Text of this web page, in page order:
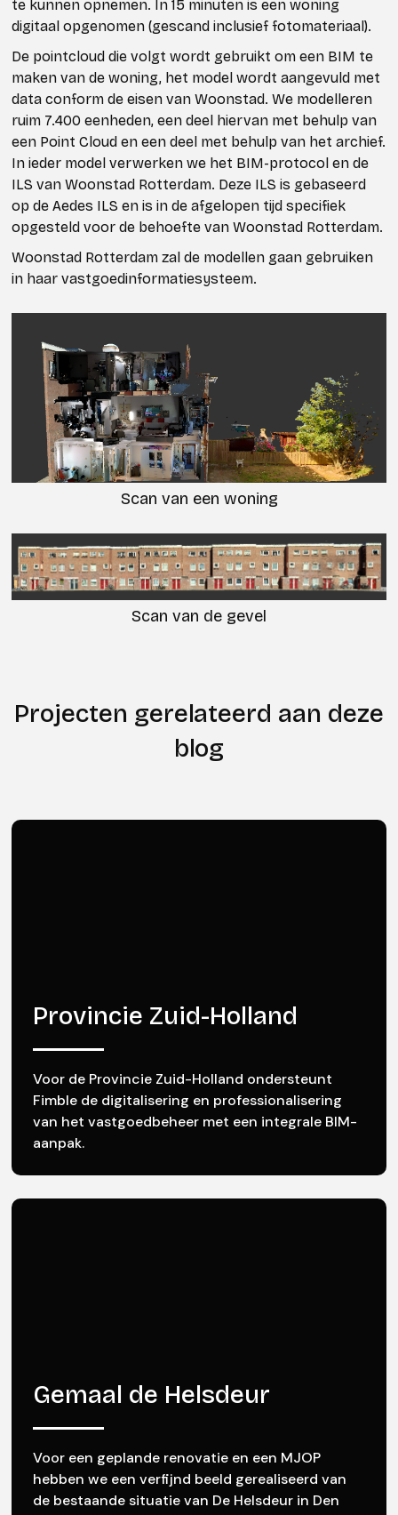
te kunnen opnemen. In 15 minuten is een woning
digitaal opgenomen (gescand inclusief fotomateriaal).
De pointcloud die volgt wordt gebruikt om een BIM te
maken van de woning, het model wordt aangevuld met
data conform de eisen van Woonstad. We modelleren
ruim 7.400 eenheden, een deel hiervan met behulp van
een Point Cloud en een deel met behulp van het archief.
In ieder model verwerken we het BIM-protocol en de
ILS van Woonstad Rotterdam. Deze ILS is gebaseerd
op de Aedes ILS en is in de afgelopen tijd specifiek
opgesteld voor de behoefte van Woonstad Rotterdam.
Woonstad Rotterdam zal de modellen gaan gebruiken
in haar vastgoedinformatiesysteem.
Scan van een woning
Scan van de gevel
Projecten gerelateerd aan deze
blog
Provincie Zuid-Holland
Voor de Provincie Zuid-Holland ondersteunt
Fimble de digitalisering en professionalisering
van het vastgoedbeheer met een integrale BIM-
aanpak.
Gemaal de Helsdeur
Voor een geplande renovatie en een MJOP
hebben we een verfijnd beeld gerealiseerd van
de bestaande situatie van De Helsdeur in Den